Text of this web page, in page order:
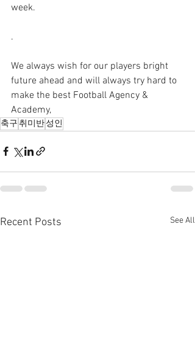
week.
.
We always wish for our players bright
future ahead and will always try hard to
make the best Football Agency &
Academy,
축구 취미반성인
Recent Posts See All